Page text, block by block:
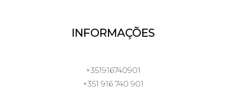
INFORMAÇÕES
+351916740901
+351 916 740 901